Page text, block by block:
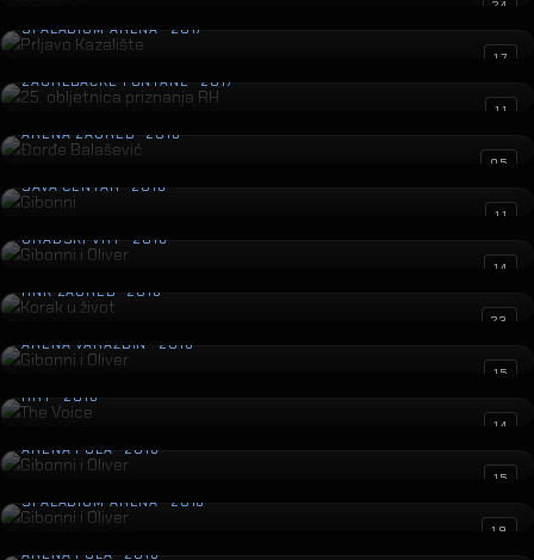
24
Prljavo Kazalište
SPALADIUM ARENA · 2017
17
25. obljetnica priznanja RH
ZAGREBAČKE FONTANE · 2017
11
Đorđe Balašević
ARENA ZAGREB · 2016
05
Gibonni
SAVA CENTAR · 2016
11
Gibonni i Oliver
GRADSKI VRT · 2016
14
Korak u život
HNK ZAGREB · 2016
23
Gibonni i Oliver
ARENA VARAŽDIN · 2016
15
The Voice
HRT · 2016
14
Gibonni i Oliver
ARENA PULA · 2016
15
Gibonni i Oliver
SPALADIUM ARENA · 2016
19
Petar Grašo
ARENA PULA · 2016